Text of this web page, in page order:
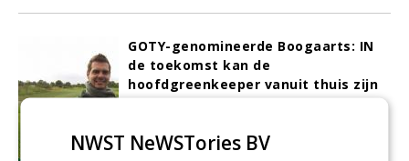
GOTY-genomineerde Boogaarts: IN
de toekomst kan de
hoofdgreenkeeper vanuit thuis zijn
meer hetzelfde zijn', dat zegt
NWST NeWSTories BV